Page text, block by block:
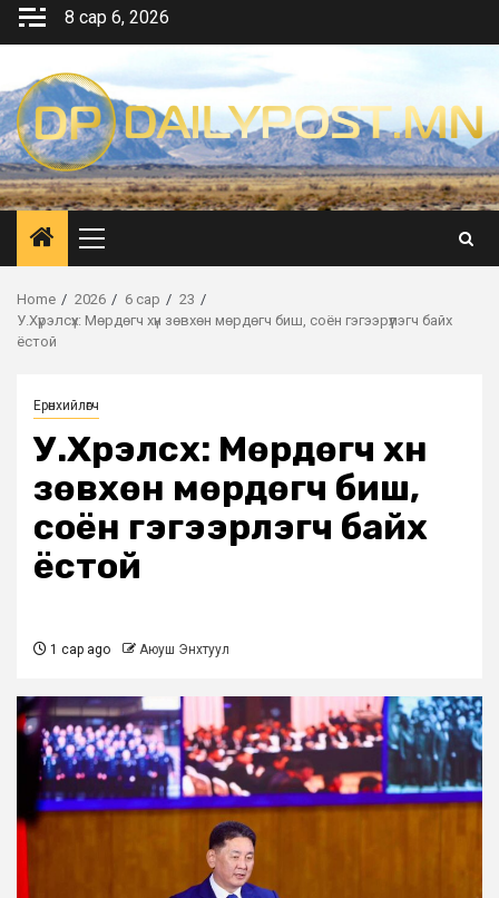
Skip
8 сар 6, 2026
Primary
Menu
Home 2026 6 сар
23
У.Хүрэлсүх: Мөрдөгч хүн зөвхөн мөрдөгч биш, соён гэгээрүүлэгч байх
ёстой
Ерөнхийлөгч
У.Хүрэлсүх: Мөрдөгч хүн
зөвхөн мөрдөгч биш,
соён гэгээрүүлэгч байх
ёстой
1 сар ago Аюуш Энхтуул